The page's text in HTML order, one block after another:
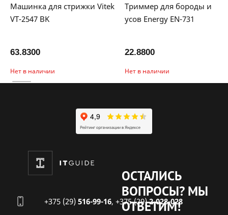
Машинка для стрижки Vitek
VT-2547 BK
63.8300
Нет в наличии
Триммер для бороды и
усов Energy EN-731
22.8800
Нет в наличии
+375 (29) 516-99-16, +375 (29)2-028-028
ОСТАЛИСЬ
ВОПРОСЫ? МЫ
ОТВЕТИМ!